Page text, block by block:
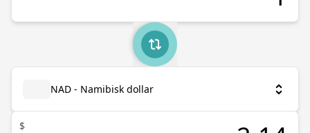
NAD - Namibisk dollar
$